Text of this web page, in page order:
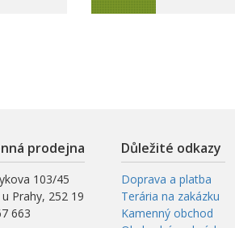
prodejna
103/45
u Prahy, 252 19
663
Důležité odkazy
Doprava a platba
Terária na zakázku
Kamenný obchod